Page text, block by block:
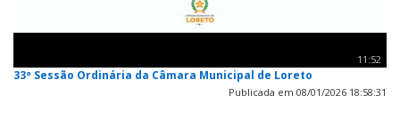
11:52
33ª Sessão Ordinária da Câmara Municipal de Loreto
Publicada em 08/01/2026 18:58:31